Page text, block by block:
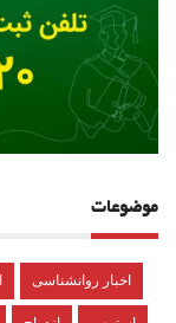
موضوعات
اخبار روانشناسی